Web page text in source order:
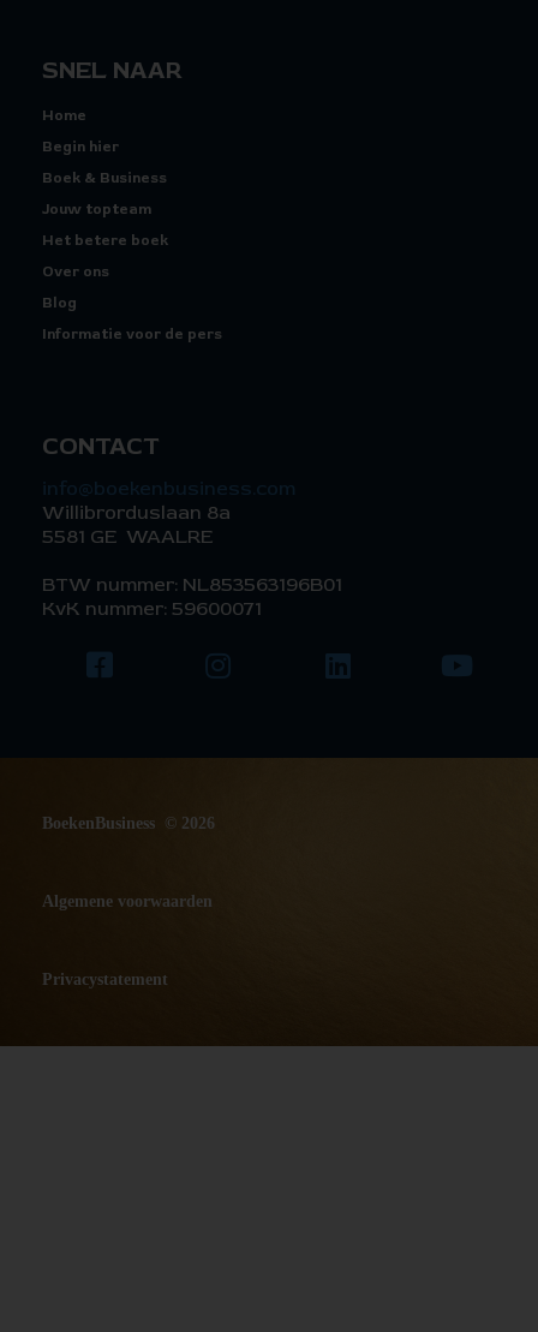
SNEL NAAR
Home
Begin hier
Boek & Business
Jouw topteam
Het betere boek
Over ons
Blog
Informatie voor de pers
CONTACT
info@boekenbusiness.com
Willibrorduslaan 8a
5581 GE WAALRE
BTW nummer: NL853563196B01
KvK nummer: 59600071
BoekenBusiness © 2026
Algemene voorwaarden
Privacystatement